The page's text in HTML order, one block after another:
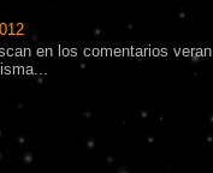
en los comentarios veran